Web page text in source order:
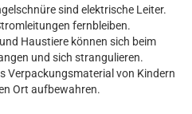
sind elektrische Leiter.
fernbleiben.
Haustiere können sich beim
und sich strangulieren.
Verpackungsmaterial von Kindern
Ort aufbewahren.